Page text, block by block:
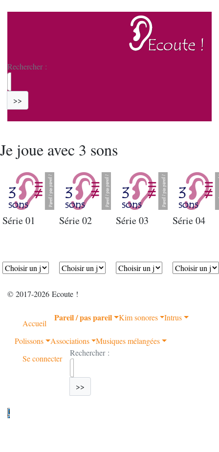
Rechercher :
>>
Je joue avec 3 sons
Série 01 Série 02 Série 03 Série 04
© 2017-2026 Ecoute !
Accueil
Pareil / pas pareil Kim sonores Intrus
Polissons Associations
Musiques mélangées
Se connecter
Rechercher :
>>